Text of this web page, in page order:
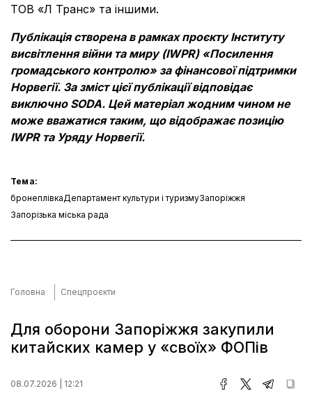
ТОВ «Л Транс» та іншими.
Публікація створена в рамках проєкту Інституту
висвітлення війни та миру (IWPR) «Посилення
громадського контролю» за фінансової підтримки
Норвегії. За зміст цієї публікації відповідає
виключно SODA. Цей матеріал жодним чином не
може вважатися таким, що відображає позицію
IWPR та Уряду Норвегії.
Тема:
бронеплівкаДепартамент культури і туризмуЗапоріжжя
Запорізька міська рада
Головна Спецпроєкти
Для оборони Запоріжжя закупили
китайских камер у «своїх» ФОПів
08.07.2026 | 12:21